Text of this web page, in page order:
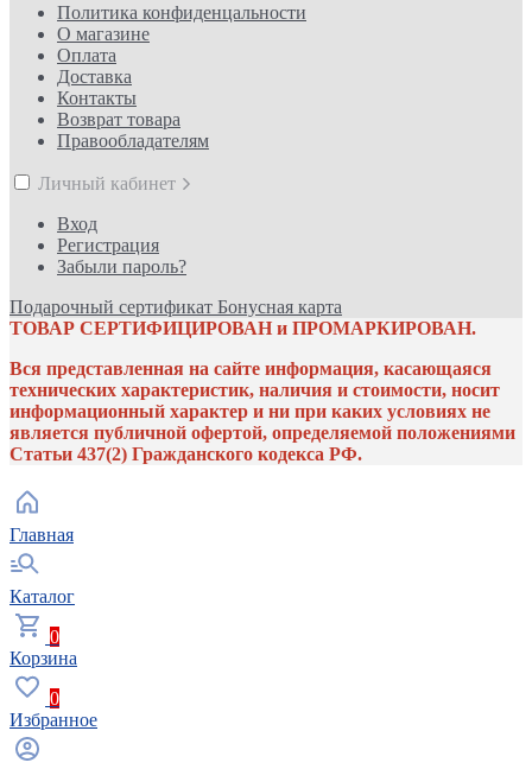
Политика конфиденцальности
О магазине
Оплата
Доставка
Контакты
Возврат товара
Правообладателям
Личный кабинет
Вход
Регистрация
Забыли пароль?
Подарочный сертификат Бонусная карта
ТОВАР СЕРТИФИЦИРОВАН и ПРОМАРКИРОВАН.
Вся представленная на сайте информация, касающаяся
технических характеристик, наличия и стоимости, носит
информационный характер и ни при каких условиях не
является публичной офертой, определяемой положениями
Статьи 437(2) Гражданского кодекса РФ.
Главная
Каталог
0
Корзина
0
Избранное